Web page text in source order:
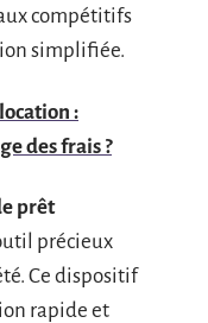
compétitifs
simplifiée.
:
des frais ?
prêt
précieux
Ce dispositif
rapide et